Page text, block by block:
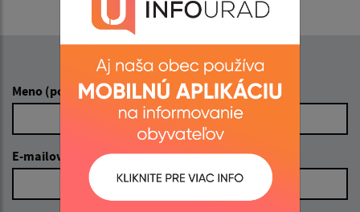
Napíšte nám:
Meno (povinné)
E-mailová adresa (povinné)